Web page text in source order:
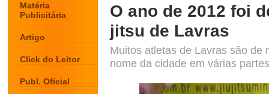
Matéria
Publicitária
Artigo
Click do Leitor
Publ. Oficial
O ano de 2012 foi
jitsu de Lavras
Muitos atletas de Lavras são de
nome da cidade em várias